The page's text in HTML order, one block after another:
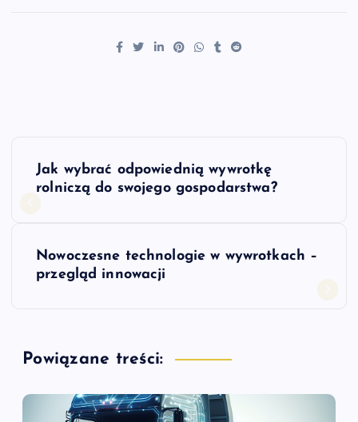
N
a
c
Jak wybrać odpowiednią wywrotkę
rolniczą do swojego gospodarstwa?
Nowoczesne technologie w wywrotkach –
przegląd innowacji
Powiązane treści: